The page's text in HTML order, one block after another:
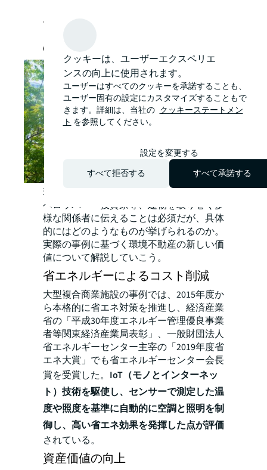
サステナブル化による環境不動産
の新しい価値
環境不動産の価値を入居者・オーナー・デ
ベロッパー・投資家等、建物を取り巻く多
様な関係者に伝えることは必須だが、具体
的にはどのようなものが挙げられるのか。
実際の事例に基づく環境不動産の新しい価
値について解説していこう。
省エネルギーによるコスト削減
大型複合商業施設の事例では、2015年度か
ら本格的に省エネ対策を推進し、経済産業
省の「平成30年度エネルギー管理優良事業
者等関東経済産業局表彰」、一般財団法人
省エネルギーセンター主宰の「2019年度省
エネ大賞」でも省エネルギーセンター会長
賞を受賞した。 IoT（モノとインターネッ
ト）技術を駆使し、センサーで測定した温
度や照度を基準に自動的に空調と照明を制
御し、高い省エネ効果を発揮した点が評価
されている。
資産価値の向上
クッキーは、ユーザーエクスペリエ
ンスの向上に使用されます。
ユーザーはすべてのクッキーを承諾することも、
ユーザー固有の設定にカスタマイズすることもで
きます。詳細は、当社の クッキーステートメン
トを参照してください。
設定を変更する
すべて拒否する
すべて承諾する